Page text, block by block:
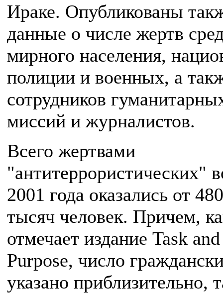
Ираке. Опубликованы
данные о числе жертв
мирного населения,
полиции и военных, а
сотрудников
миссий и журналистов.
Всего жертвами
"антитеррористических"
2001 года оказались от
тысяч человек. Причем,
отмечает издание Task and
Purpose, число
указано приблизительно,